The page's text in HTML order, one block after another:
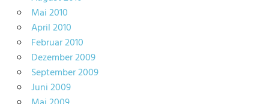
Mai 2010
April 2010
Februar 2010
Dezember 2009
September 2009
Juni 2009